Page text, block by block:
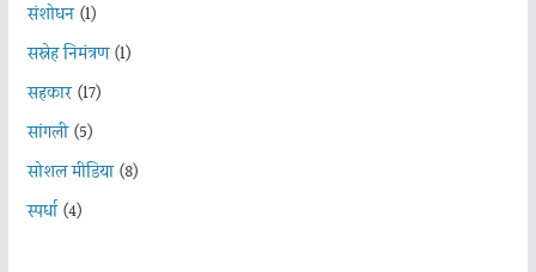
संशोधन(1)
सस्नेह निमंत्रण(1)
सहकार(17)
सांगली(5)
सोशल मीडिया(8)
स्पर्धा(4)